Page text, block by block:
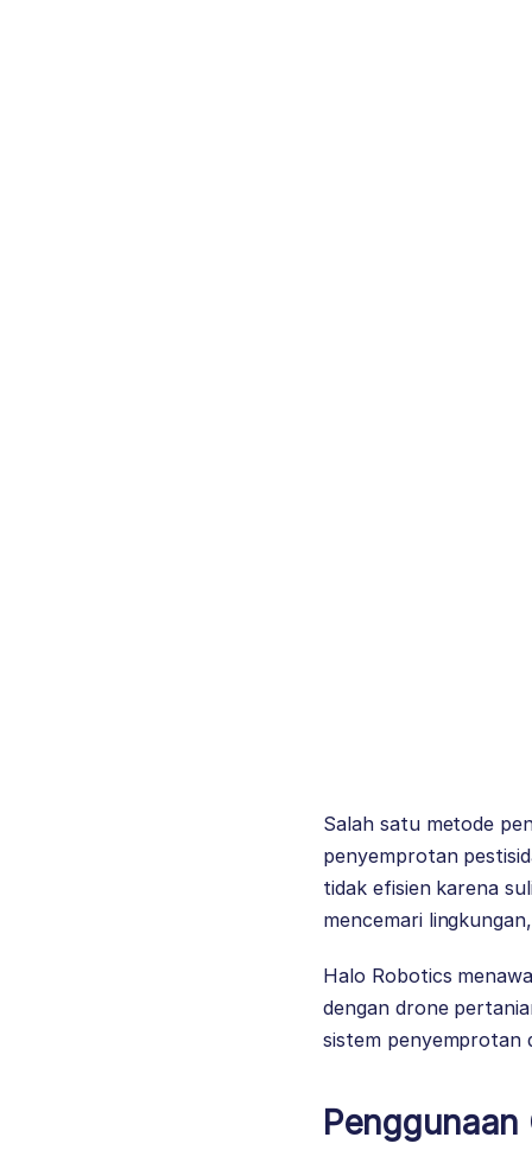
Salah satu metode
penyemprotan
tidak efisien karena
mencemari
Halo Robotics
dengan drone
sistem penyemprotan